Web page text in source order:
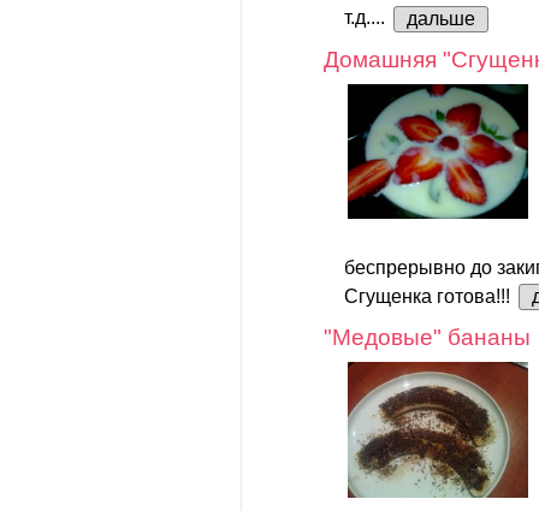
т.д....
дальше
Домашняя
беспрерывно до
Сгущенка готова!!!
"Медовые" бананы